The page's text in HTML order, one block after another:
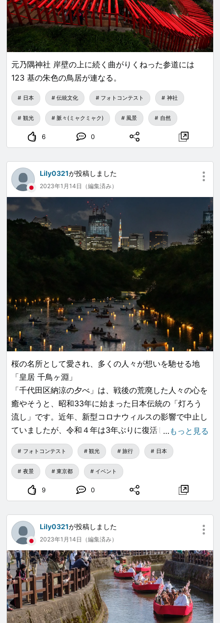
元乃隅神社 岸壁の上に続く曲がりくねった参道には
123 基の朱色の鳥居が連なる。
日本 伝統文化 フォトコンテスト 神社
観光 脈々(ミャクミャク) 風景 自然
6 0
Lily0321が投稿しました
2023年1月14日（編集済み）
桜の名所として愛され、多くの人々が想いを馳せる地
「皇居 千鳥ヶ淵」
「千代田区納涼の夕べ」は、戦後の荒廃した人々の心を
癒やそうと、昭和33年に始まった日本伝統の「灯ろう
流し」です。近年、新型コロナウィルスの影響で中止し
ていましたが、令和４年は3年ぶりに復活しました。
東京都心の夏夜に、人々の願いと希望を込めた2,000個
の灯ろうの光が、
お濠の水面に揺らめく幻想的な風景を創り出しました。
国内外から訪れる多くの観光客やボート乗船参加者が浮
かべる「希望の灯ろう」には、
す。
… もっと見る
フォトコンテスト 観光 旅行 日本
夜景 東京都 イベント
9 0
Lily0321が投稿しました
2023年1月14日（編集済み）